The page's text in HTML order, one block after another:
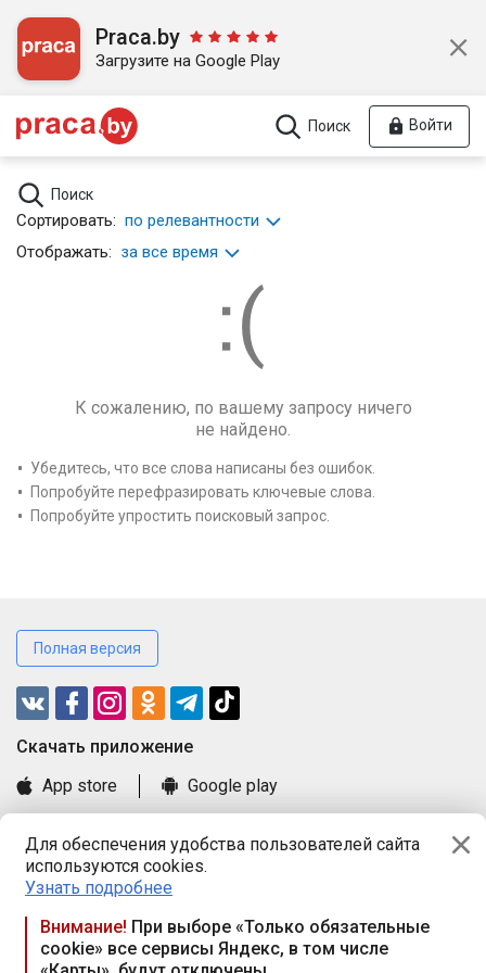
Для обеспечения удобства пользователей сайта
используются cookies.
Узнать подробнее
Внимание! При выборе «Только обязательные
cookie» все сервисы Яндекс, в том числе
Praca.by
Загрузите на Google Play
Поиск Войти
Поиск
Сортировать: по релевантности
Отображать: за все время
К сожалению, по вашему запросу ничего
не найдено.
Убедитесь, что все слова написаны без ошибок.
Попробуйте перефразировать ключевые слова.
Попробуйте упростить поисковый запрос.
Полная версия
Cкачать приложение
App store
Google play
Книга замечаний и предложений
Правила и документы
Praca.by © 2000—2026, ООО «ПРАЦА БАЙ»
Республика Беларусь, 220114, г. Минск, пр-т Независимости
117а, пом. № 9.